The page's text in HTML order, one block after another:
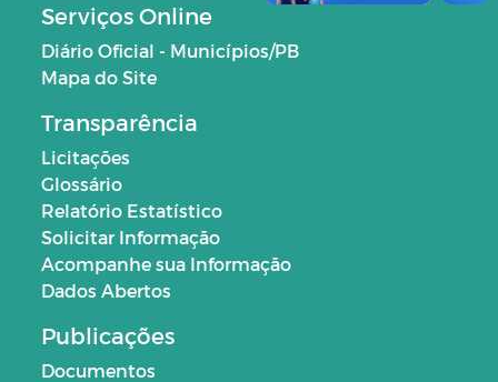
Serviços Online
Diário Oficial - Municípios/PB
Mapa do Site
Transparência
Licitações
Glossário
Relatório Estatístico
Solicitar Informação
Acompanhe sua Informação
Dados Abertos
Publicações
Documentos